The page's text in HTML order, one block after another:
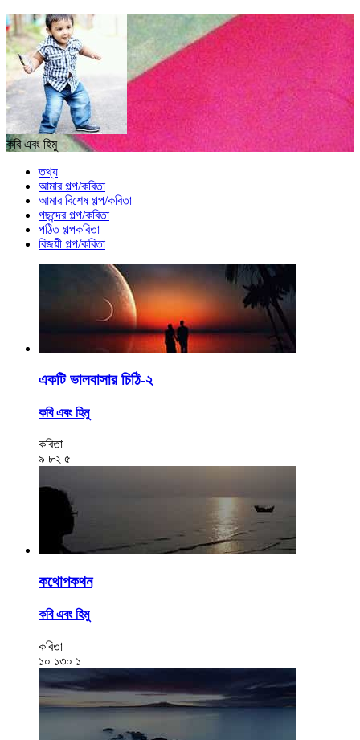
কবি এবং হিমু
তথ্য
আমার গল্প/কবিতা
আমার বিশেষ গল্প/কবিতা
পছন্দের গল্প/কবিতা
পঠিত গল্পকবিতা
বিজয়ী গল্প/কবিতা
একটি ভালবাসার চিঠি-২
কবি এবং হিমু
কবিতা
৯ ৮২ ৫
কথোপকথন
কবি এবং হিমু
কবিতা
১০ ১৩০ ১